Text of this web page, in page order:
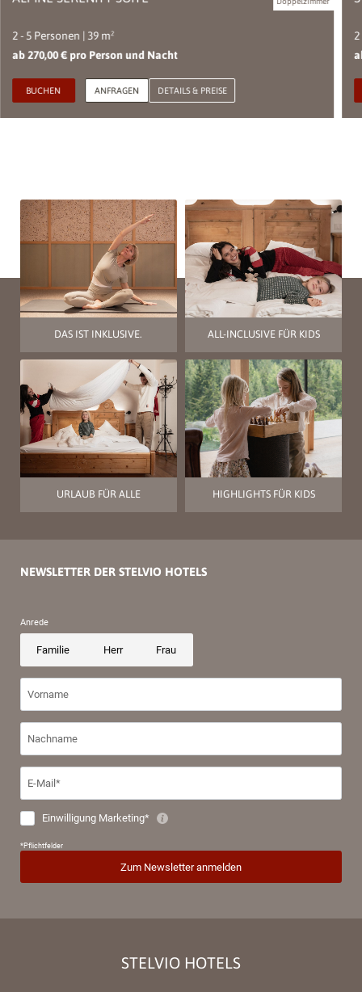
2 - 5 Personen | 39 m²
ab 270,00 € pro Person und Nacht
BUCHEN ANFRAGEN DETAILS & PREISE
DAS IST INKLUSIVE. ALL-INCLUSIVE FÜR KIDS
URLAUB FÜR ALLE HIGHLIGHTS FÜR KIDS
STELVIO HOTELS
NEWSLETTER DER STELVIO HOTELS